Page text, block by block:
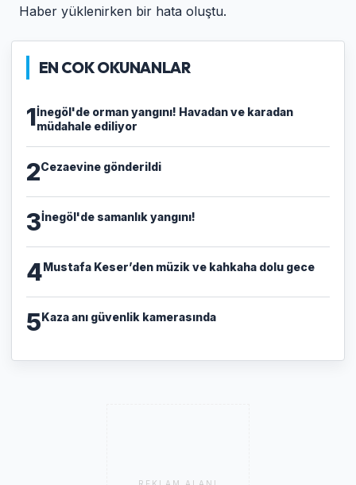
Haber yüklenirken bir hata oluştu.
EN COK OKUNANLAR
1İnegöl'de orman yangını! Havadan ve karadan
müdahale ediliyor
2Cezaevine gönderildi
3İnegöl'de samanlık yangını!
4Mustafa Keser’den müzik ve kahkaha dolu gece
5Kaza anı güvenlik kamerasında